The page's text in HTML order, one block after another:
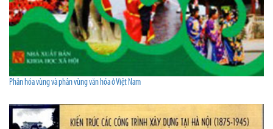
Phân hóa vùng và phân vùng văn hóa ở Việt Nam